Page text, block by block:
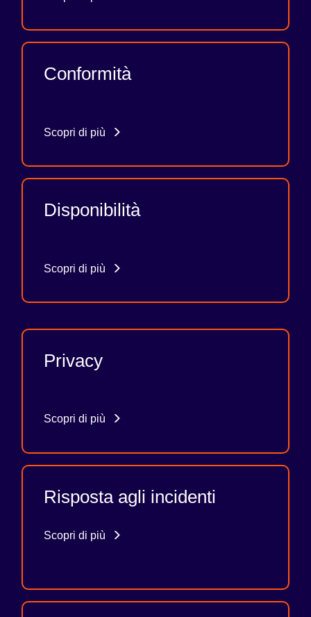
Conformità
Scopri di più
Disponibilità
Scopri di più
Privacy
Scopri di più
Risposta agli incidenti
Scopri di più